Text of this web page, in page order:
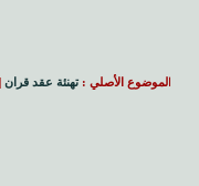
لموضوع الأصلي :تهنئة عقد قران